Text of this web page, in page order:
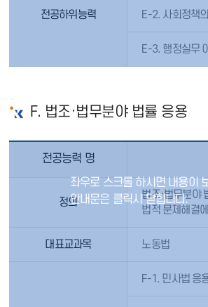
전공하위능력 E-2. 사회정책
E-3. 행정실무
F. 법조·법무분야 법률 응용
전공능력 명
정의
법조·법무분야
법적 문제해결
대표교과목 노동법
F-1. 민사법 응